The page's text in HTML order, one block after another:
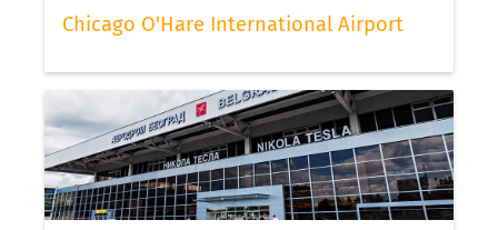
Chicago O'Hare International Airport